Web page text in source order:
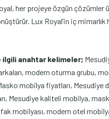
her projeye özgün
Lux Royal’in iç
ilgili anahtar kelimeler;
modern oturma grubu,
mobilya fiyatları,
Mesudiye kaliteli mobilya,
mobilyası, modern otel